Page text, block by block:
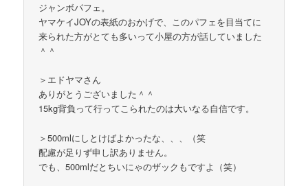
ジャンボパフェ。
ヤマケイJOYの表紙のおかげで、このパフェを目当てに
来られた方がとても多いって小屋の方が話していました
＾＾
＞エドヤマさん
ありがとうございました＾＾
15kg背負って行ってこられたのは大いなる自信です。
＞500mlにしとけばよかったな、、、（笑
配慮が足りず申し訳ありません。
でも、500mlだとちいにゃのザックもですよ（笑）